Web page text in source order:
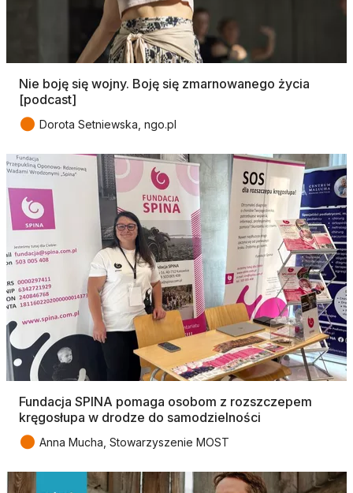
Nie boję się wojny. Boję się zmarnowanego życia
[podcast]
● Dorota Setniewska, ngo.pl
Fundacja SPINA pomaga osobom z rozszczepem
kręgosłupa w drodze do samodzielności
● Anna Mucha, Stowarzyszenie MOST